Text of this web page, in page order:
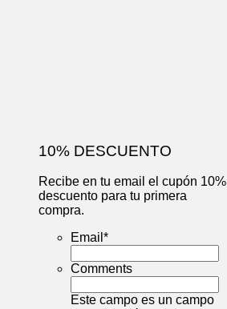
10% DESCUENTO
Recibe en tu email el cupón 10%
descuento para tu primera
compra.
Email *
Comments
Este campo es un campo